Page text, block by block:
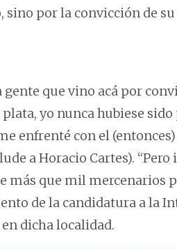
sino por la convicción de
que vino acá por
yo nunca hubiese
enfrenté con el
a Horacio Cartes).
más que mil mercenarios
de la candidatura a la
dicha localidad.